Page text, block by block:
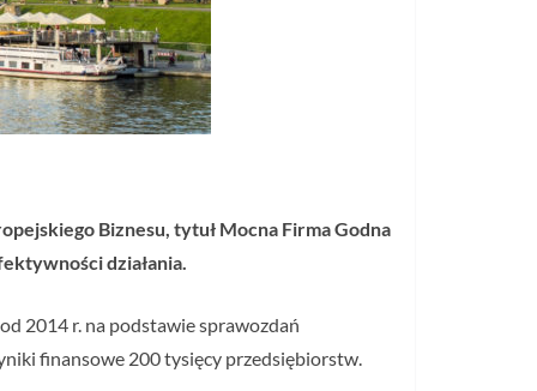
Biznesu, tytuł Mocna Firma Godna
działania.
2014 r. na podstawie sprawozdań
finansowe 200 tysięcy przedsiębiorstw.